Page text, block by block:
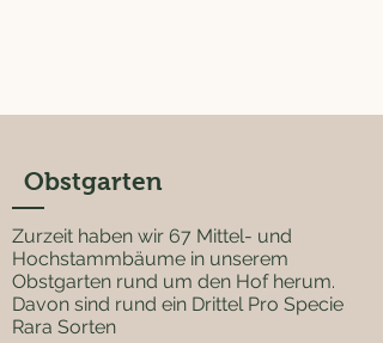
Obstgarten
Zurzeit haben wir 67 Mittel- und
Hochstammbäume in unserem
Obstgarten rund um den Hof herum.
Davon sind rund ein Drittel Pro Specie
Rara Sorten